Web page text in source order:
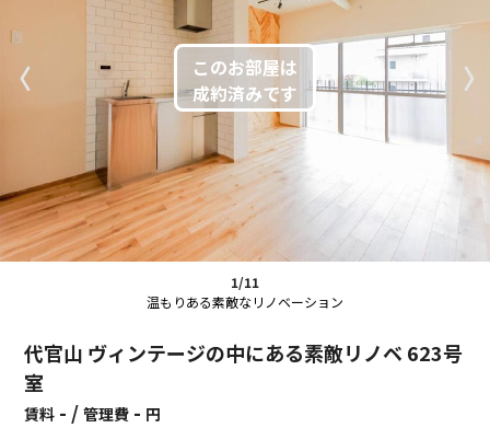
1/11
温もりある素敵なリノベーション
〈 〉
代官山 ヴィンテージの中にある素敵リノベ 623号
室
賃料 - /管理費 - 円